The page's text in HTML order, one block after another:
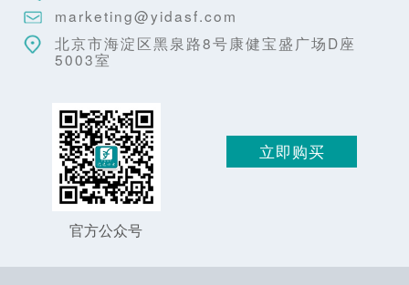
marketing@yidasf.com
北京市海淀区黑泉路8号康健宝盛广场D座
5003室
官方公众号
立即购买